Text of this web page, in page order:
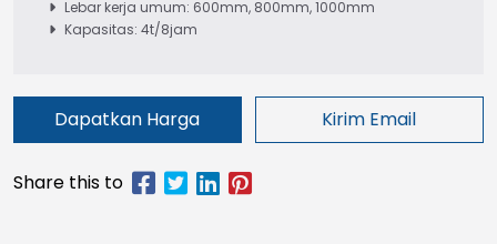
Lebar kerja umum: 600mm, 800mm, 1000mm
Kapasitas: 4t/8jam
Dapatkan Harga Kirim Email